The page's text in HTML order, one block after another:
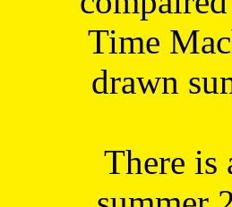
Time
drawn
There is